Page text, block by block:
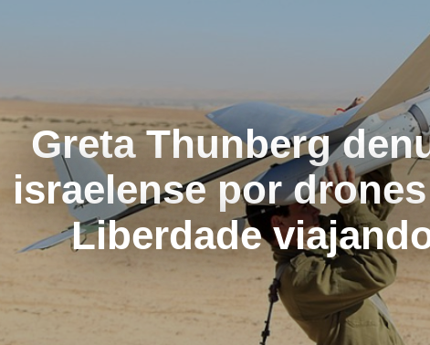
Greta Thunberg
israelense por
Liberdade